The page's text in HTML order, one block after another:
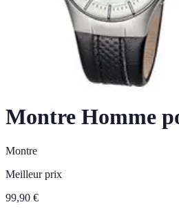
Montre Homme
Montre
Meilleur prix
99,90 €